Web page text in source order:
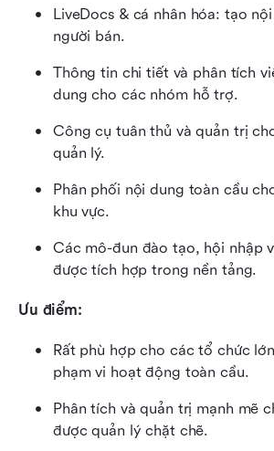
LiveDocs & cá nhân hóa: tạo
người bán.
Thông tin chi tiết và phân tích
dung cho các nhóm hỗ trợ.
Công cụ tuân thủ và quản trị
quản lý.
Phân phối nội dung toàn cầu
khu vực.
Các mô-đun đào tạo, hội nhập
được tích hợp trong nền tảng.
Ưu điểm:
Rất phù hợp cho các tổ chức
phạm vi hoạt động toàn cầu.
Phân tích và quản trị mạnh mẽ
được quản lý chặt chẽ.